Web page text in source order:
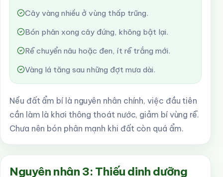
Cây vàng nhiều ở vùng thấp trũng.
Bón phân xong cây đứng, không bật lại.
Rễ chuyển nâu hoặc đen, ít rễ trắng mới.
Vàng lá tăng sau những đợt mưa dài.
Nếu đất ẩm bí là nguyên nhân chính, việc đầu tiên
cần làm là khơi thông thoát nước, giảm bí vùng rễ.
Chưa nên bón phân mạnh khi đất còn quá ẩm.
Nguyên nhân 3: Thiếu dinh dưỡng